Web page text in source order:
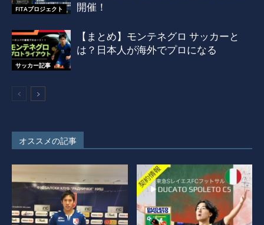
FITAプロジェクト
開催！
サッカー記事
【まとめ】モンテネグロ サッカーと
は？日本人が海外でプロになる
オススメの記事